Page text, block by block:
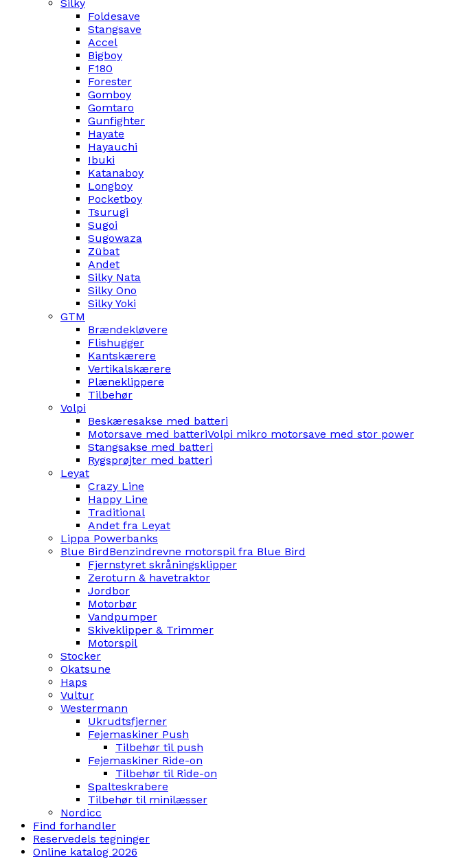
Silky
Foldesave
Stangsave
Accel
Bigboy
F180
Forester
Gomboy
Gomtaro
Gunfighter
Hayate
Hayauchi
Ibuki
Katanaboy
Longboy
Pocketboy
Tsurugi
Sugoi
Sugowaza
Zübat
Andet
Silky Nata
Silky Ono
Silky Yoki
GTM
Brændekløvere
Flishugger
Kantskærere
Vertikalskærere
Plæneklippere
Tilbehør
Volpi
Beskæresakse med batteri
Motorsave med batteriVolpi mikro motorsave med stor power
Stangsakse med batteri
Rygsprøjter med batteri
Leyat
Crazy Line
Happy Line
Traditional
Andet fra Leyat
Lippa Powerbanks
Blue BirdBenzindrevne motorspil fra Blue Bird
Fjernstyret skråningsklipper
Zeroturn & havetraktor
Jordbor
Motorbør
Vandpumper
Skiveklipper & Trimmer
Motorspil
Stocker
Okatsune
Haps
Vultur
Westermann
Ukrudtsfjerner
Fejemaskiner Push
Tilbehør til push
Fejemaskiner Ride-on
Tilbehør til Ride-on
Spalteskrabere
Tilbehør til minilæsser
Nordicc
Find forhandler
Reservedels tegninger
Online katalog 2026